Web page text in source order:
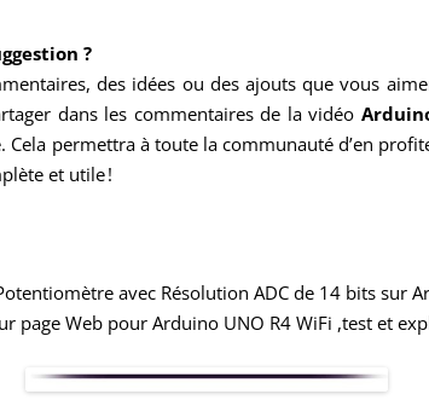
?
des idées ou des ajouts que vous
dans les commentaires de la vidéo
Cela permettra à toute la communauté d’en
et utile !
avec Résolution ADC de 14 bits sur
page Web pour Arduino UNO R4 WiFi ,test et